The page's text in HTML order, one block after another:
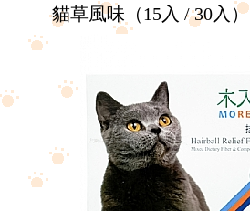
貓草風味（15入 / 30入）